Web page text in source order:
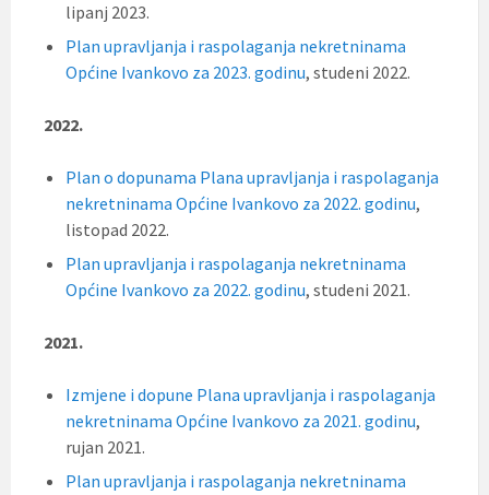
lipanj 2023.
Plan upravljanja i raspolaganja nekretninama
Općine Ivankovo za 2023. godinu, studeni 2022.
2022.
Plan o dopunama Plana upravljanja i raspolaganja
nekretninama Općine Ivankovo za 2022. godinu,
listopad 2022.
Plan upravljanja i raspolaganja nekretninama
Općine Ivankovo za 2022. godinu, studeni 2021.
2021.
Izmjene i dopune Plana upravljanja i raspolaganja
nekretninama Općine Ivankovo za 2021. godinu,
rujan 2021.
Plan upravljanja i raspolaganja nekretninama